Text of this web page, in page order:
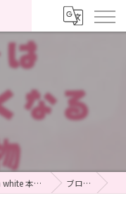
大阪市のセルフホワイトニングならecxia white 本町店 ブログ